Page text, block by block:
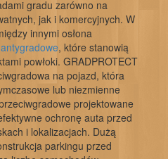
gradu zarówno na
jak i komercyjnych. W
innymi osłona
, które stanowią
powłoki. GRADPROTECT
na pojazd, która
lub niezmienne
projektowane
ochronę auta przed
i lokalizacjach. Dużą
parkingu przed